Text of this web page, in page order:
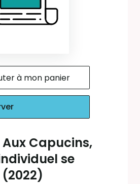
à mon panier
Capucins,
se